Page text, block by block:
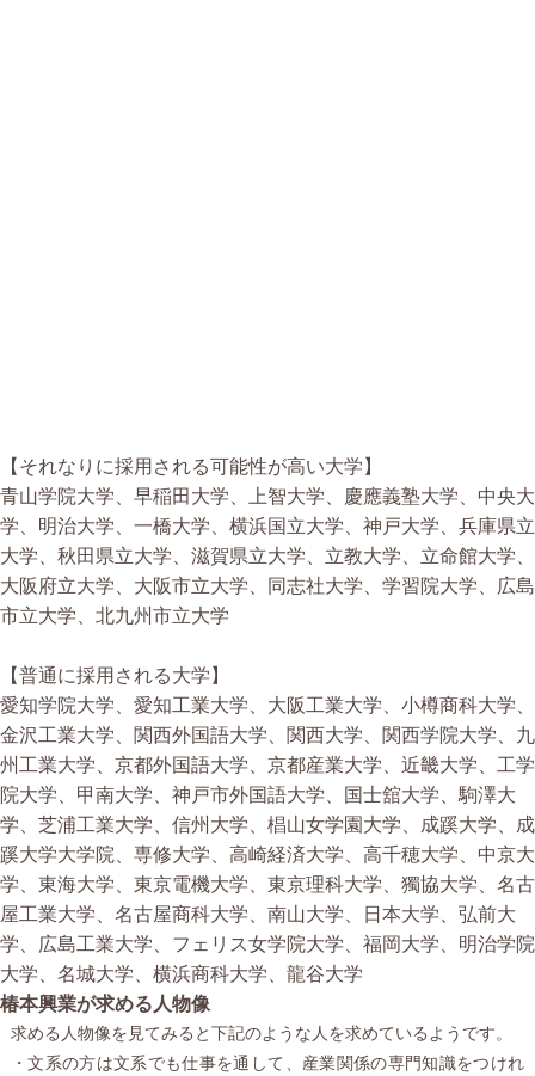
【それなりに採用される可能性が高い大学】
青山学院大学、早稲田大学、上智大学、慶應義塾大学、中央大
学、明治大学、一橋大学、横浜国立大学、神戸大学、兵庫県立
大学、秋田県立大学、滋賀県立大学、立教大学、立命館大学、
大阪府立大学、大阪市立大学、同志社大学、学習院大学、広島
市立大学、北九州市立大学
【普通に採用される大学】
愛知学院大学、愛知工業大学、大阪工業大学、小樽商科大学、
金沢工業大学、関西外国語大学、関西大学、関西学院大学、九
州工業大学、京都外国語大学、京都産業大学、近畿大学、工学
院大学、甲南大学、神戸市外国語大学、国士舘大学、駒澤大
学、芝浦工業大学、信州大学、椙山女学園大学、成蹊大学、成
蹊大学大学院、専修大学、高崎経済大学、高千穂大学、中京大
学、東海大学、東京電機大学、東京理科大学、獨協大学、名古
屋工業大学、名古屋商科大学、南山大学、日本大学、弘前大
学、広島工業大学、フェリス女学院大学、福岡大学、明治学院
大学、名城大学、横浜商科大学、龍谷大学
椿本興業が求める人物像
求める人物像を見てみると下記のような人を求めているようです。
・文系の方は文系でも仕事を通して、産業関係の専門知識をつけれ